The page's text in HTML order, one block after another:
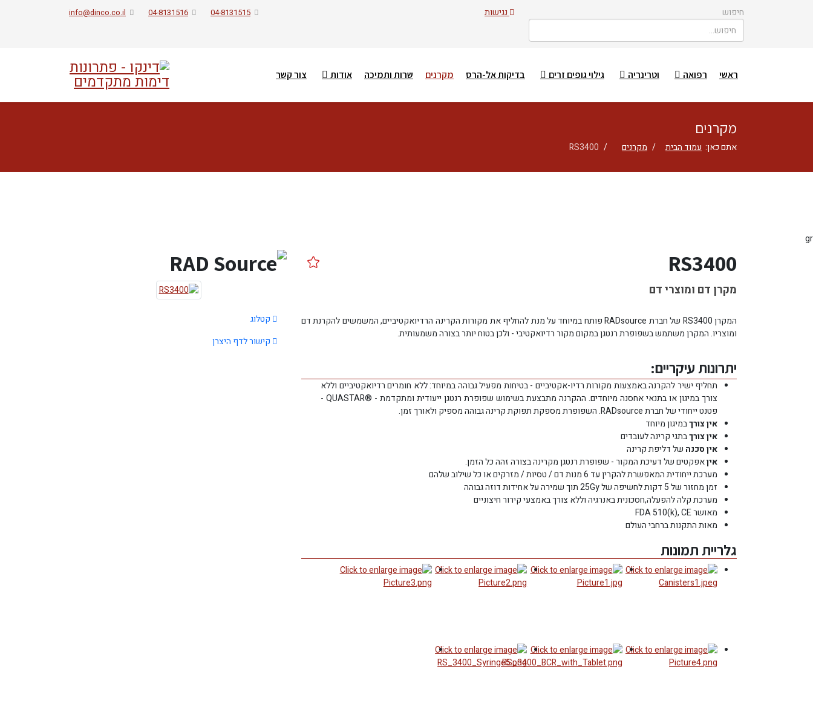
חיפוש נגישות 04-8131515
04-8131516
info@dinco.co.il
ראשי רפואה וטרינריה גילוי גופים זרים בדיקות אל-הרס מקרנים שרות ותמיכה אודות צור קשר
מקרנים
אתם כאן: עמוד הבית מקרנים RS3400
gr
RS3400
מקרן דם ומוצרי דם
המקרן RS3400 של חברת RADsource פותח במיוחד על מנת להחליף את מקורות הקרינה הרדיואקטיביים, המשמשים להקרנת דם
ומוצריו. המקרן משתמש בשפופרת רנטגן במקום מקור רדיואקטיבי - ולכן בטוח יותר בצורה משמעותית.
יתרונות עיקריים:
תחליף ישיר להקרנה באמצעות מקורות רדיו-אקטיביים - בטיחות מפעיל גבוהה במיוחד: ללא חומרים רדיואקטיביים וללא
צורך במיגון או בתנאי אחסנה מיוחדים. ההקרנה מתבצעת בשימוש שפופרת רנטגן ייעודית ומתקדמת - ®QUASTAR -
פטנט ייחודי של חברת RADsource. השפופרת מספקת תפוקת קרינה גבוהה מספיק ולאורך זמן.
איןצורךבמיגון מיוחד
איןצורךבתגי קרינה לעובדים
איןסכנה של דליפת קרינה
איןאפקטים של דעיכת המקור - שפופרת רנטגן מקרינה בצורה זהה כל הזמן.
מערכת ייחודית המאפשרת להקרין עד 6 מנות דם / טסיות / מזרקים או כל שילוב שלהם
זמן מחזור של 5 דקות לחשיפה של 25Gy תוך שמירה על אחידות דוזה גבוהה
מערכת קלה להפעלה,חסכונית באנרגיה וללא צורך באמצעי קירור חיצוניים
מאושר FDA 510(k), CE
מאות התקנות ברחבי העולם
גלריית תמונות
קטלוג
קישור לדף היצרן